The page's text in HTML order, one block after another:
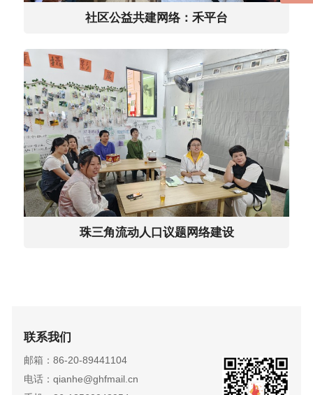
社区公益共建网络：禾平台
珠三角流动人口议题网络建设
联系我们
邮箱：86-20-89441104
电话：qianhe@ghfmail.cn